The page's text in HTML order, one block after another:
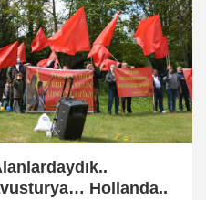
Hollanda..